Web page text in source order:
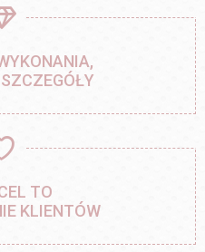
TO
KLIENTÓW